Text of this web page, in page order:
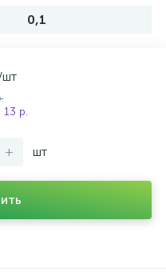
0,1
р.
+ шт